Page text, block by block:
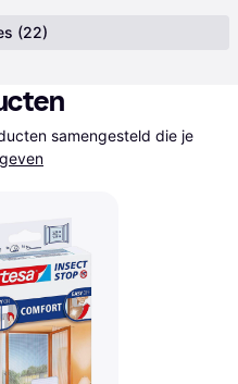
(22)
samengesteld die je